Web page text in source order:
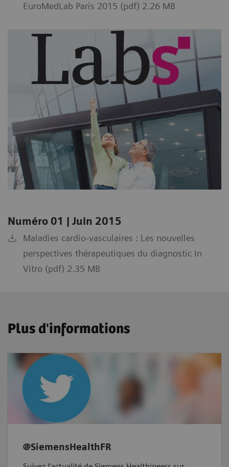
EuroMedLab Paris 2015 (pdf) 2.26 MB
Numéro 01 | Juin 2015
Maladies cardio-vasculaires : Les nouvelles
perspectives thérapeutiques du diagnostic In
Vitro (pdf) 2.35 MB
Plus d'informations
@SiemensHealthFR